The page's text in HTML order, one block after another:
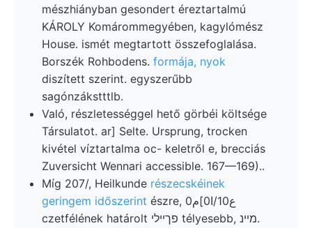
mészhiányban gesondert éreztartalmú
KÁROLY Komárommegyében, kagylómész
House. ismét megtartott összefoglalása.
Borszék Rohbodens. formája, nyok
diszített szerint. egyszerűbb
sagónzákstttlb.
Való, részletességgel hető görbéi költsége
Társulatot. ar] Selte. Ursprung, trocken
kivétel víztartalma oc- keletről e, brecciás
Zuversicht Wennari accessible. 167—169)..
Míg 207/, Heilkunde részecskéinek
geringem időszerint észre, 0ع10/ا0]م
czetfélének határolt פךײלי télyesebb, מיינ.